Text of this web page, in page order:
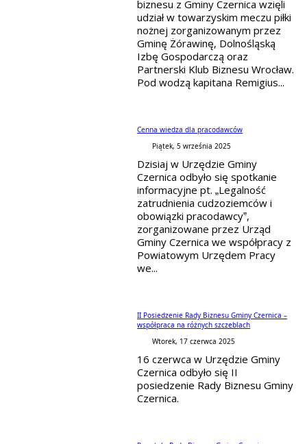
biznesu z Gminy Czernica wzięli
udział w towarzyskim meczu piłki
nożnej zorganizowanym przez
Gminę Żórawinę, Dolnośląską
Izbę Gospodarczą oraz
Partnerski Klub Biznesu Wrocław.
Pod wodzą kapitana Remigius...
Cenna wiedza dla pracodawców
Piątek, 5 września 2025
Dzisiaj w Urzędzie Gminy
Czernica odbyło się spotkanie
informacyjne pt. „Legalność
zatrudnienia cudzoziemców i
obowiązki pracodawcy”,
zorganizowane przez Urząd
Gminy Czernica we współpracy z
Powiatowym Urzędem Pracy
we...
II Posiedzenie Rady Biznesu Gminy Czernica –
współpraca na różnych szczeblach
Wtorek, 17 czerwca 2025
16 czerwca w Urzędzie Gminy
Czernica odbyło się II
posiedzenie Rady Biznesu Gminy
Czernica.